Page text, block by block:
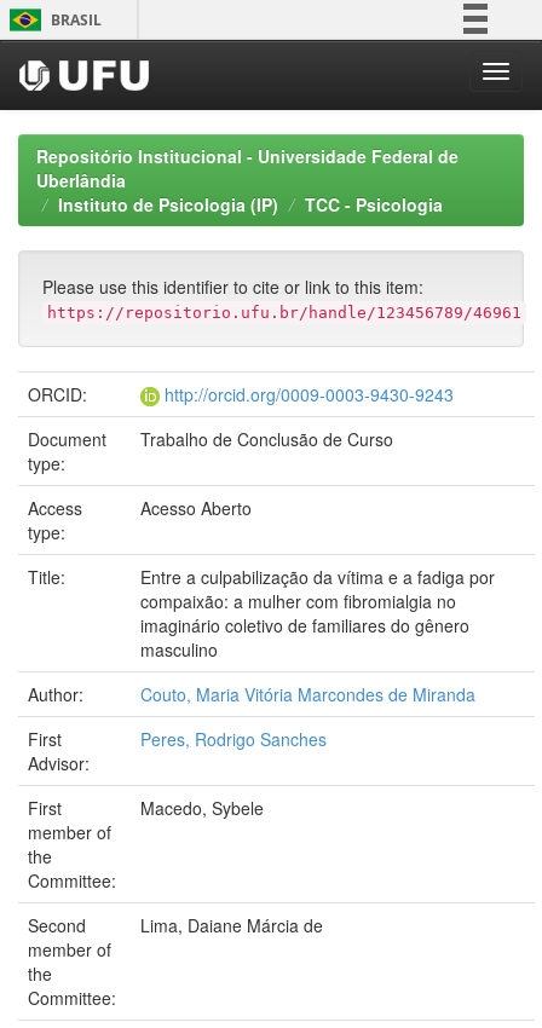
Skip
navigation
BRASIL
Participe
Acesso à informação
Legislação
Repositório Institucional - Universidade Federal de
Uberlândia
Instituto de Psicologia (IP)
TCC - Psicologia
Please use this identifier to cite or link to this item:
https://repositorio.ufu.br/handle/123456789/46961
ORCID:
http://orcid.org/0009-0003-9430-9243
Document
type:
Trabalho de Conclusão de Curso
Access
type:
Acesso Aberto
Title:
Entre a culpabilização da vítima e a fadiga por
compaixão: a mulher com fibromialgia no
imaginário coletivo de familiares do gênero
masculino
Author:
Couto, Maria Vitória Marcondes de Miranda
First
Advisor:
Peres, Rodrigo Sanches
First
member of
the
Committee:
Macedo, Sybele
Second
member of
the
Committee:
Lima, Daiane Márcia de